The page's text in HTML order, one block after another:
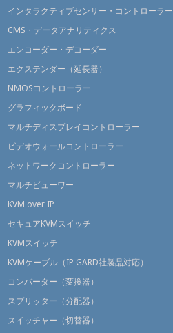
インタラクティブセンサー・コントローラー
CMS・データアナリティクス
エンコーダー・デコーダー
エクステンダー（延長器）
NMOSコントローラー
グラフィックボード
マルチディスプレイコントローラー
ビデオウォールコントローラー
ネットワークコントローラー
マルチビューワー
KVM over IP
セキュアKVMスイッチ
KVMスイッチ
KVMケーブル（IP GARD社製品対応）
コンバーター（変換器）
スプリッター（分配器）
スイッチャー（切替器）